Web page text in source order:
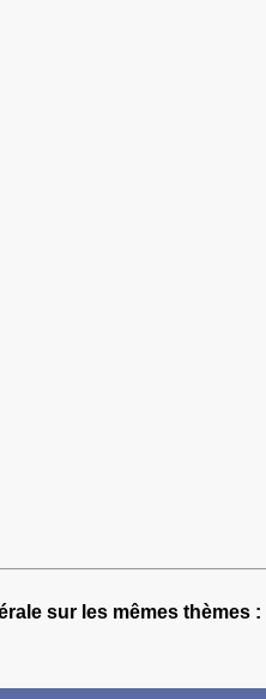
sur les mêmes thèmes : |